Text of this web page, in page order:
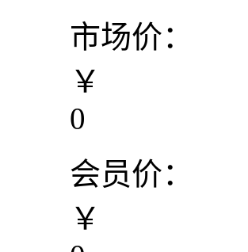
市场价：
￥
0
会员价：
￥